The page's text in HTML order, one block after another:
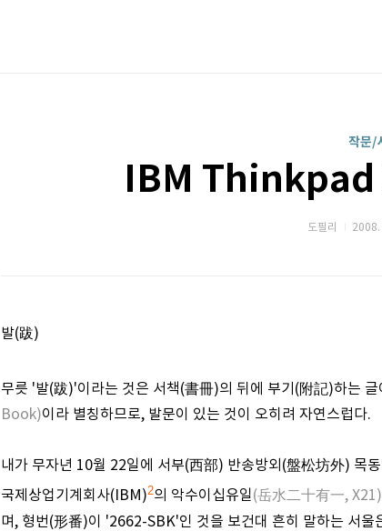
작문/
IBM Thinkpad
도필리
발(跋)
무릇 '발(跋)'이라는 것은 서책(書冊)의 뒤에 부기(附記)하는 글
Book)이라 별칭하므로, 발문이 있는 것이 오히려 자연스럽다.
내가 무자년 10월 22일에 서부(西部) 반송방외(盤松坊外) 목
국제상업기계회사(IBM)2의 악수이십유일(岳水二十有一, X21)
며, 형번(形番)이 '2662-SBK'인 것을 보건대 흔히 말하는 서울